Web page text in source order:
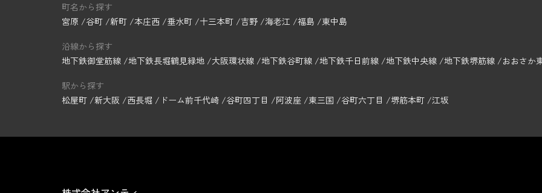
町名から探す
宮原
谷町 新町 本庄西 垂水町 十三本町 吉野 海老江 福島 東中島
沿線から探す
地下鉄御堂筋線 地下鉄長堀鶴見緑地 大阪環状線 地下鉄谷町線 地下鉄千日前線 地下鉄中央線 地下鉄堺筋線 おおさか
駅から探す
松屋町 新大阪 西長堀 ドーム前千代崎 谷町四丁目 阿波座 東三国 谷町六丁目 堺筋本町 江坂